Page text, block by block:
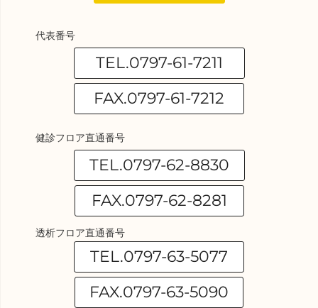
代表番号
TEL.0797-61-7211
FAX.0797-61-7212
健診フロア直通番号
TEL.0797-62-8830
FAX.0797-62-8281
透析フロア直通番号
TEL.0797-63-5077
FAX.0797-63-5090